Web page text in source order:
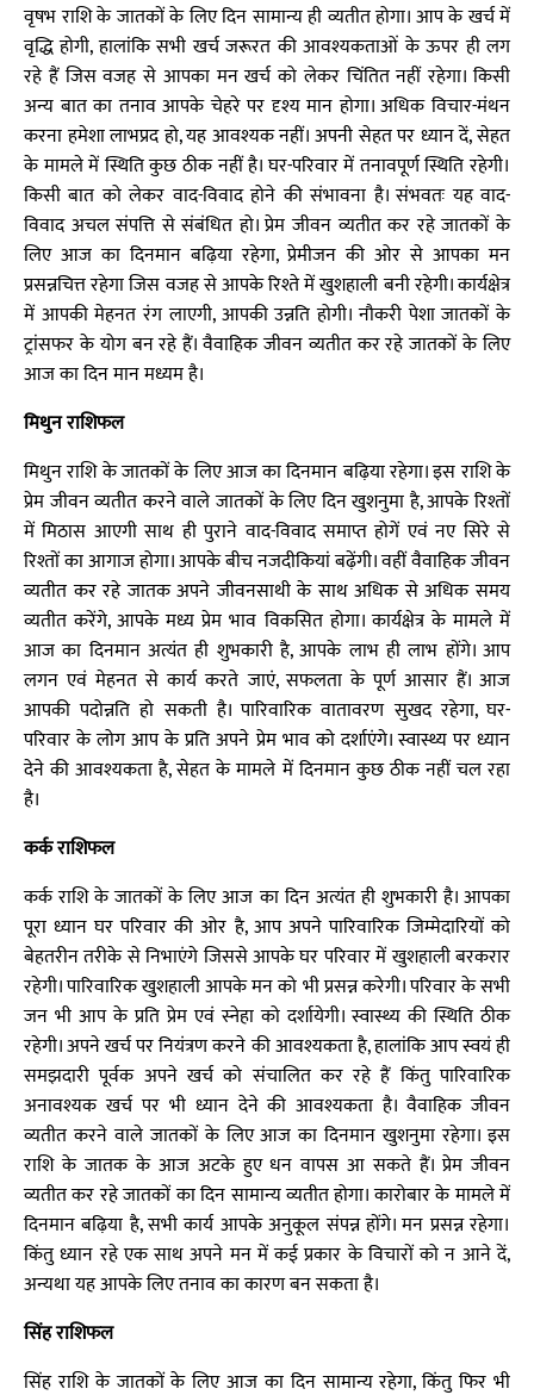
वृषभ राशि के जातकों के लिए दिन सामान्य ही व्यतीत होगा। आप के खर्च में
वृद्धि होगी, हालांकि सभी खर्च जरूरत की आवश्यकताओं के ऊपर ही लग
रहे हैं जिस वजह से आपका मन खर्च को लेकर चिंतित नहीं रहेगा। किसी
अन्य बात का तनाव आपके चेहरे पर दृश्य मान होगा। अधिक विचार-मंथन
करना हमेशा लाभप्रद हो, यह आवश्यक नहीं। अपनी सेहत पर ध्यान दें, सेहत
के मामले में स्थिति कुछ ठीक नहीं है। घर-परिवार में तनावपूर्ण स्थिति रहेगी।
किसी बात को लेकर वाद-विवाद होने की संभावना है। संभवतः यह वाद-
विवाद अचल संपत्ति से संबंधित हो। प्रेम जीवन व्यतीत कर रहे जातकों के
लिए आज का दिनमान बढ़िया रहेगा, प्रेमीजन की ओर से आपका मन
प्रसन्नचित्त रहेगा जिस वजह से आपके रिश्ते में खुशहाली बनी रहेगी। कार्यक्षेत्र
में आपकी मेहनत रंग लाएगी, आपकी उन्नति होगी। नौकरी पेशा जातकों के
ट्रांसफर के योग बन रहे हैं। वैवाहिक जीवन व्यतीत कर रहे जातकों के लिए
आज का दिन मान मध्यम है।
मिथुन राशिफल
मिथुन राशि के जातकों के लिए आज का दिनमान बढ़िया रहेगा। इस राशि के
प्रेम जीवन व्यतीत करने वाले जातकों के लिए दिन खुशनुमा है, आपके रिश्तों
में मिठास आएगी साथ ही पुराने वाद-विवाद समाप्त होगें एवं नए सिरे से
रिश्तों का आगाज होगा। आपके बीच नजदीकियां बढ़ेंगी। वहीं वैवाहिक जीवन
व्यतीत कर रहे जातक अपने जीवनसाथी के साथ अधिक से अधिक समय
व्यतीत करेंगे, आपके मध्य प्रेम भाव विकसित होगा। कार्यक्षेत्र के मामले में
आज का दिनमान अत्यंत ही शुभकारी है, आपके लाभ ही लाभ होंगे। आप
लगन एवं मेहनत से कार्य करते जाएं, सफलता के पूर्ण आसार हैं। आज
आपकी पदोन्नति हो सकती है। पारिवारिक वातावरण सुखद रहेगा, घर-
परिवार के लोग आप के प्रति अपने प्रेम भाव को दर्शाएंगे। स्वास्थ्य पर ध्यान
देने की आवश्यकता है, सेहत के मामले में दिनमान कुछ ठीक नहीं चल रहा
है।
कर्क राशिफल
कर्क राशि के जातकों के लिए आज का दिन अत्यंत ही शुभकारी है। आपका
पूरा ध्यान घर परिवार की ओर है, आप अपने पारिवारिक जिम्मेदारियों को
बेहतरीन तरीके से निभाएंगे जिससे आपके घर परिवार में खुशहाली बरकरार
रहेगी। पारिवारिक खुशहाली आपके मन को भी प्रसन्न करेगी। परिवार के सभी
जन भी आप के प्रति प्रेम एवं स्नेहा को दर्शायेगी। स्वास्थ्य की स्थिति ठीक
रहेगी। अपने खर्च पर नियंत्रण करने की आवश्यकता है, हालांकि आप स्वयं ही
समझदारी पूर्वक अपने खर्च को संचालित कर रहे हैं किंतु पारिवारिक
अनावश्यक खर्च पर भी ध्यान देने की आवश्यकता है। वैवाहिक जीवन
व्यतीत करने वाले जातकों के लिए आज का दिनमान खुशनुमा रहेगा। इस
राशि के जातक के आज अटके हुए धन वापस आ सकते हैं। प्रेम जीवन
व्यतीत कर रहे जातकों का दिन सामान्य व्यतीत होगा। कारोबार के मामले में
दिनमान बढ़िया है, सभी कार्य आपके अनुकूल संपन्न होंगे। मन प्रसन्न रहेगा।
किंतु ध्यान रहे एक साथ अपने मन में कई प्रकार के विचारों को न आने दें,
अन्यथा यह आपके लिए तनाव का कारण बन सकता है।
सिंह राशिफल
सिंह राशि के जातकों के लिए आज का दिन सामान्य रहेगा, किंतु फिर भी